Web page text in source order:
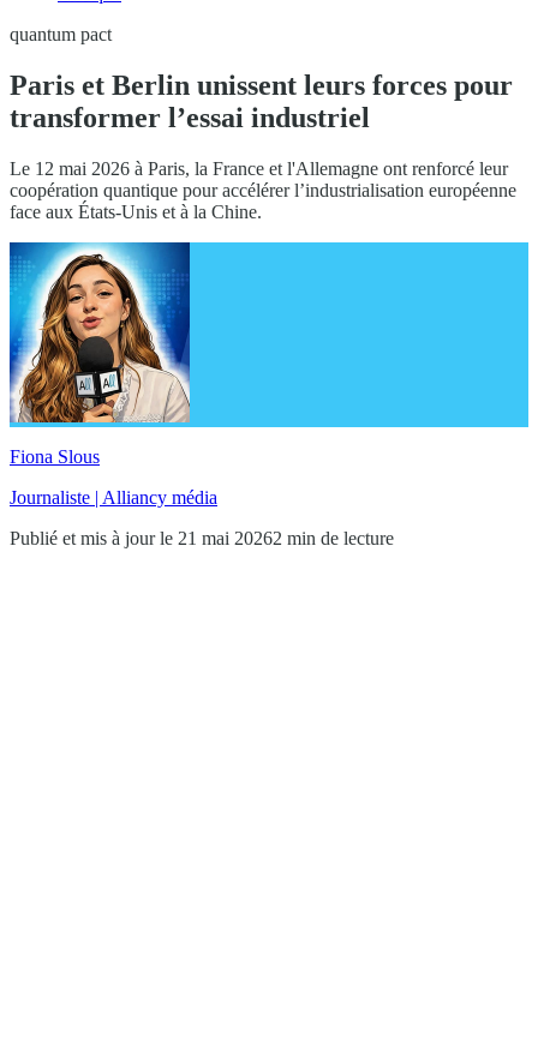
quantum pact
Paris et Berlin unissent leurs forces pour
transformer l’essai industriel
Le 12 mai 2026 à Paris, la France et l'Allemagne ont renforcé leur
coopération quantique pour accélérer l’industrialisation européenne
face aux États-Unis et à la Chine.
Fiona Slous
Journaliste | Alliancy média
Publié et mis à jour le 21 mai 20262 min de lecture